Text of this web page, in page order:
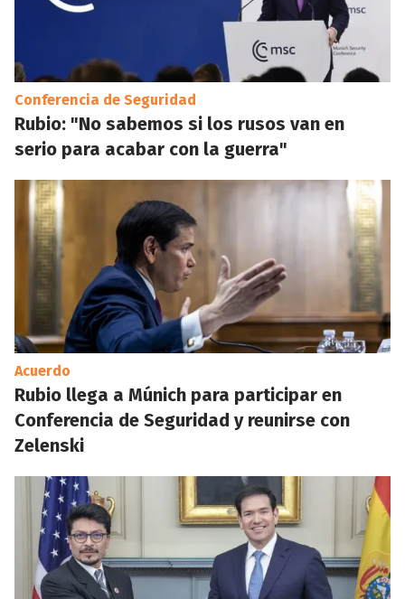
Conferencia de Seguridad
Rubio: "No sabemos si los rusos van en
serio para acabar con la guerra"
Acuerdo
Rubio llega a Múnich para participar en
Conferencia de Seguridad y reunirse con
Zelenski